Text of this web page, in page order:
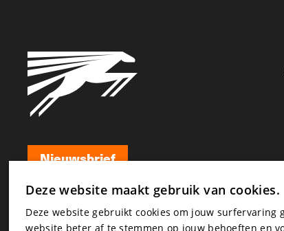
Nieuwsbrief
Nieuwsbrief
Deze website maakt gebruik van cookies.
Deze website gebruikt cookies om jouw
website beter af te stemmen op jouw behoeften en